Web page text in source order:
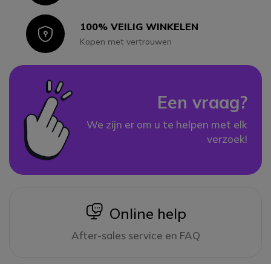
Icon100% VEILIG WINKELEN
Kopen met vertrouwen
Een vraag?
We zijn er om u te helpen met elk
verzoek!
icon
Online help
After-sales service en FAQ